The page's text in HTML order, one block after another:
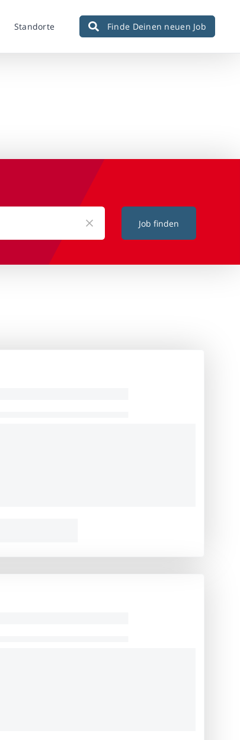
Standorte Finde Deinen neuen Job
Job finden